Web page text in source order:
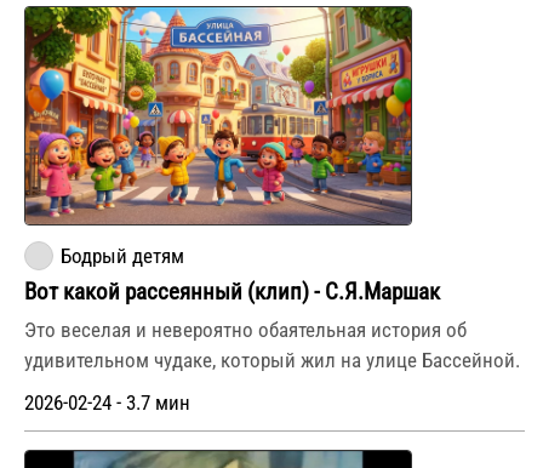
Бодрый детям
Вот какой рассеянный (клип) - С.Я.Маршак
Это веселая и невероятно обаятельная история об
удивительном чудаке, который жил на улице Бассейной.
2026-02-24 - 3.7 мин